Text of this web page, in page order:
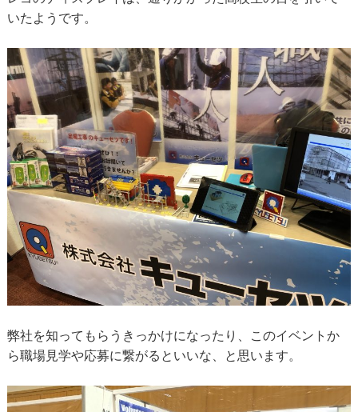
いたようです。
弊社を知ってもらうきっかけになったり、このイベントか
ら職場見学や応募に繋がるといいな、と思います。